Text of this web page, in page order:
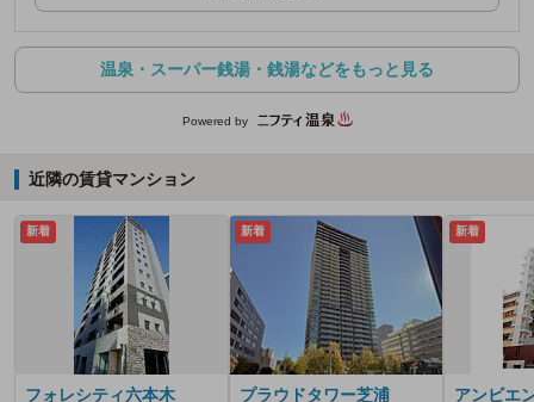
温泉・スーパー銭湯・銭湯などをもっと見る
Powered by
近隣の賃貸マンション
新着
フォレシティ六本木
新着
プラウドタワー芝浦
新着
アンビエ